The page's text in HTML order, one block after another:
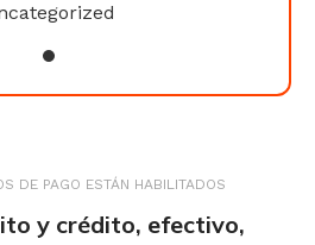
DE PAGO ESTÁN HABILITADOS
y crédito, efectivo,